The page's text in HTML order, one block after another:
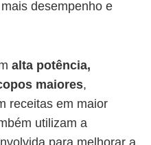
desempenho e
alta potência,
maiores,
receitas em maior
utilizam a
para melhorar a